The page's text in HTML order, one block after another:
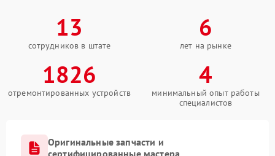
13
сотрудников в штате
6
лет на рынке
1826
отремонтированных устройств
4
минимальный опыт работы
специалистов
Оригинальные запчасти и